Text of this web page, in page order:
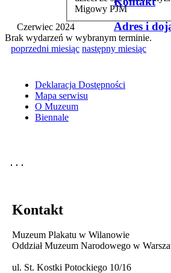
Adres i
Migowy PJM
Czerwiec 2024
Brak wydarzeń w wybranym terminie.
poprzedni miesiąc następny miesiąc
Deklaracja Dostępności
Mapa serwisu
O Muzeum
Biennale
Kontakt
Muzeum Plakatu w Wilanowie
Oddział Muzeum Narodowego w
ul. St. Kostki Potockiego 10/16